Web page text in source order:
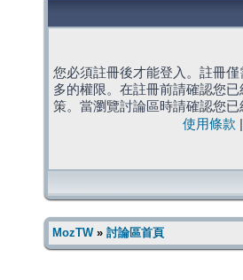
您必須註冊後才能登入。註冊
多的權限。在註冊前請確認您
策。當瀏覽討論區時請確認您已
使用條款
MozTW» 討論區首頁